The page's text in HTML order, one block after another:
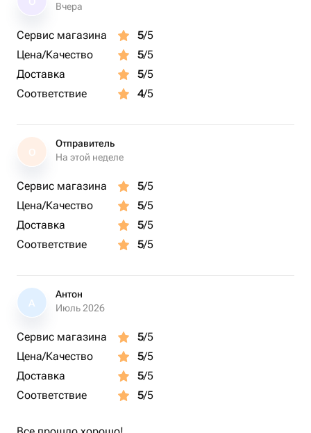
Вчера
Сервис магазина 5/5
Цена/Качество
5/5
Доставка
5/5
Соответствие
4/5
О
Отправитель
На этой неделе
Сервис магазина 5/5
Цена/Качество
5/5
Доставка
5/5
Соответствие
5/5
А
Антон
Июль 2026
Сервис магазина 5/5
Цена/Качество
5/5
Доставка
5/5
Соответствие
5/5